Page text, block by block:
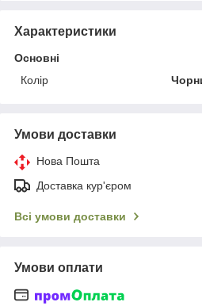
Характеристики
Основні
Колір
Умови доставки
Нова Пошта
Доставка кур'єром
Всі умови доставки
Умови оплати